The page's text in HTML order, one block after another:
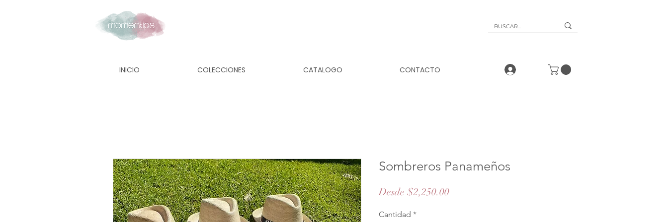
INICIO COLECCIONES CATALOGO CONTACTO
Sombreros Panameños
Desde $2,250.00Precio
Cantidad *